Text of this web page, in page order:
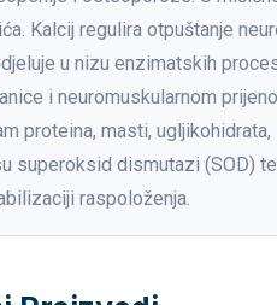
Kalcij regulira otpuštanje
u nizu enzimatskih
i neuromuskularnom
proteina, masti,
superoksid dismutazi (SOD)
raspoloženja.